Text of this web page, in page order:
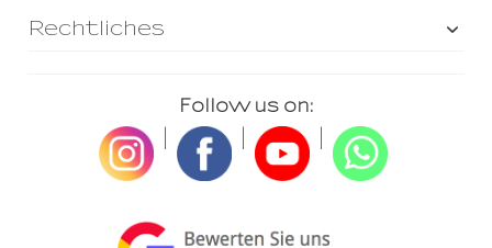
Rechtliches
Follow us on: